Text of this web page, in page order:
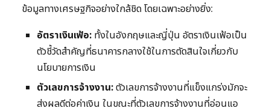
ข้อมูลทางเศรษฐกิจอย่างใกล้ชิด โดยเฉพาะอย่างยิ่ง:
อัตราเงินเฟ้อ: ทั้งในอังกฤษและญี่ปุ่น อัตราเงินเฟ้อเป็น
ตัวชี้วัดสำคัญที่ธนาคารกลางใช้ในการตัดสินใจเกี่ยวกับ
นโยบายการเงิน
ตัวเลขการจ้างงาน:ตัวเลขการจ้างงานที่แข็งแกร่งมักจะ
ส่งผลดีต่อค่าเงิน ในขณะที่ตัวเลขการจ้างงานที่อ่อนแอ